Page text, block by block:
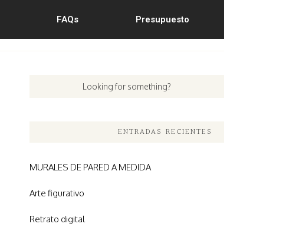
FAQs Presupuesto
ENTRADAS RECIENTES
MURALES DE PARED A MEDIDA
Arte figurativo
Retrato digital